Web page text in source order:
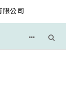
限公司